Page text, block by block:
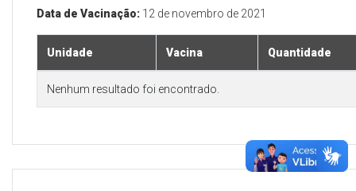
Data de Vacinação: 12 de novembro de 2021
Unidade Vacina Quantidade
Nenhum resultado foi encontrado.